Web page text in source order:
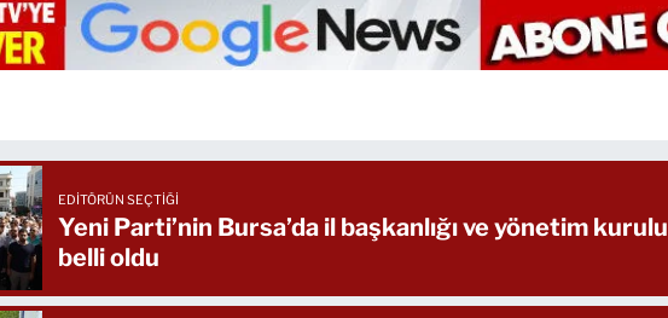
EDITÖRÜN SEÇTIĞI
Yeni Parti’nin Bursa’da il başkanlığı ve yönetim kurulu
belli oldu